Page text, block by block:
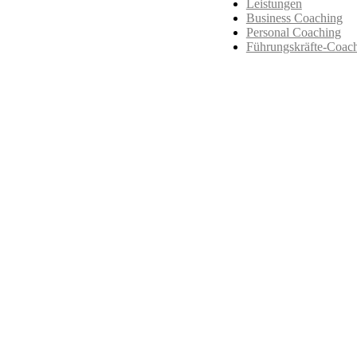
Leistungen
Business Coaching
Personal Coaching
Führungskräfte-